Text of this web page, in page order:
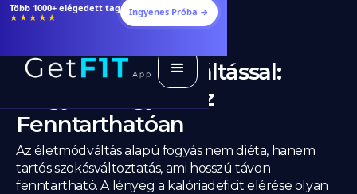
Étrendek, receptek és edzéstervek
★★★★★ Ingyenes Próba →
Fogyás Életmódváltással:
Hogyan Fogyhatsz
Fenntarthatóan
Az életmódváltás alapú fogyás nem diéta, hanem
tartós szokásváltoztatás, ami hosszú távon
fenntartható. A lényeg a kalóriadeficit elérése olyan